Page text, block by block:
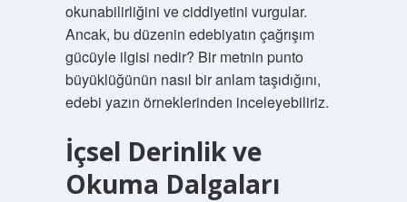
okunabilirliğini ve ciddiyetini vurgular.
Ancak, bu düzenin edebiyatın çağrışım
gücüyle ilgisi nedir? Bir metnin punto
büyüklüğünün nasıl bir anlam taşıdığını,
edebi yazın örneklerinden inceleyebiliriz.
İçsel Derinlik ve
Okuma Dalgaları